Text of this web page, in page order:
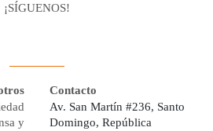
¡SÍGUENOS!
y
Contacto
Av. San Martín #236, Santo
Domingo, República